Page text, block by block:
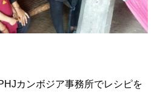
カンボジア事務所でレシピを